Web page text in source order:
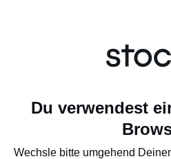
Du verwendest
Wechsle bitte umgehend